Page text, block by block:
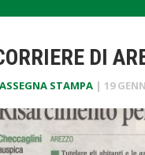
DI
STAMPA | 19